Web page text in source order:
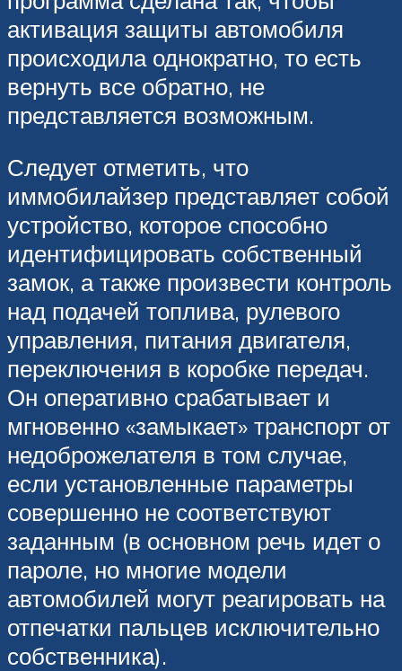
активация защиты автомобиля
происходила однократно, то есть
вернуть все обратно, не
представляется возможным.
Следует отметить, что
иммобилайзер представляет собой
устройство, которое способно
идентифицировать собственный
замок, а также произвести контроль
над подачей топлива, рулевого
управления, питания двигателя,
переключения в коробке передач.
Он оперативно срабатывает и
мгновенно «замыкает» транспорт от
недоброжелателя в том случае,
если установленные параметры
совершенно не соответствуют
заданным (в основном речь идет о
пароле, но многие модели
автомобилей могут реагировать на
отпечатки пальцев исключительно
собственника).